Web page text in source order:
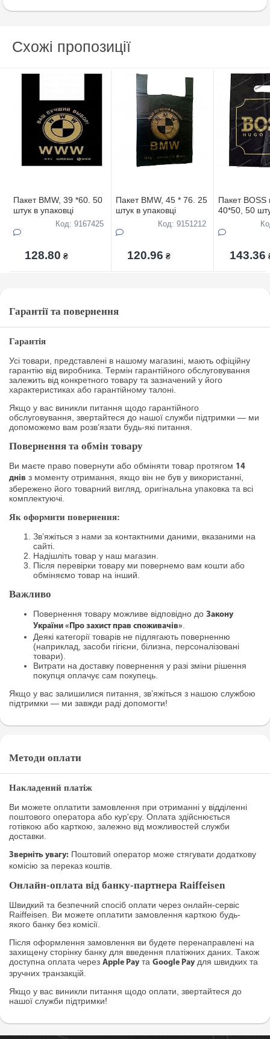
Схожі пропозиції
Пакет BMW, 39 *60. 50
штук в упаковці
Код: 9167425
128.80 ₴
Пакет BMW, 45 * 76. 25
штук в упаковці
Код: 9151212
120.96 ₴
Пакет BOSS
40*50, 50
143.36
Гарантії та повернення
Гарантія
Усі товари, представлені в нашому магазині, мають офіційну
гарантію від виробника. Термін гарантійного обслуговування
залежить від конкретного товару та зазначений у його
характеристиках або гарантійному талоні.
Якщо у вас виникли питання щодо гарантійного
обслуговування, звертайтеся до нашої служби підтримки — ми
допоможемо вам розв’язати будь-які питання.
Повернення та обмін товару
Ви маєте право повернути або обміняти товар протягом 14
днів з моменту отримання, якщо він не був у використанні,
збережено його товарний вигляд, оригінальна упаковка та всі
комплектуючі.
Як оформити повернення:
Зв’яжіться з нами за контактними даними, вказаними на
сайті.
Надішліть товар у наш магазин.
Після перевірки товару ми повернемо вам кошти або
обміняємо товар на інший.
Важливо
Повернення товару можливе відповідно до Закону
України «Про захист прав споживачів».
Деякі категорії товарів не підлягають поверненню
(наприклад, засоби гігієни, білизна, персоналізовані
товари).
Витрати на доставку повернення у разі зміни рішення
покупця оплачує сам покупець.
Якщо у вас залишилися питання, зв’яжіться з нашою службою
підтримки — ми завжди раді допомогти!
Методи оплати
Накладений платіж
Ви можете оплатити замовлення при отриманні у відділенні
поштового оператора або кур'єру. Оплата здійснюється
готівкою або карткою, залежно від можливостей служби
доставки.
Зверніть увагу: Поштовий оператор може стягувати додаткову
комісію за переказ коштів.
Онлайн-оплата від банку-партнера Raiffeisen
Швидкий та безпечний спосіб оплати через онлайн-сервіс
Raiffeisen. Ви можете оплатити замовлення карткою будь-
якого банку без комісії.
Після оформлення замовлення ви будете перенаправлені на
захищену сторінку банку для введення платіжних даних. Також
доступна оплата через Apple Pay та Google Pay для швидких та
зручних транзакцій.
Якщо у вас виникли питання щодо оплати, звертайтеся до
нашої служби підтримки!